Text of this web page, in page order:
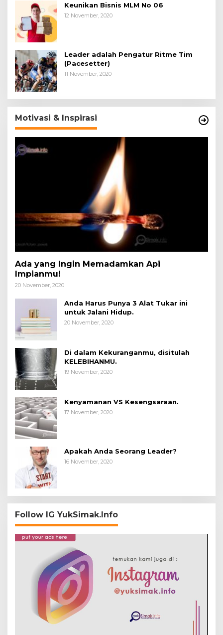
Keunikan Bisnis MLM No 06
12 November, 2020
Leader adalah Pengatur Ritme Tim
(Pacesetter)
11 November, 2020
Motivasi & Inspirasi
Ada yang Ingin Memadamkan Api
Impianmu!
20 November, 2020
Anda Harus Punya 3 Alat Tukar ini
untuk Jalani Hidup.
20 November, 2020
Di dalam Kekuranganmu, disitulah
KELEBIHANMU.
19 November, 2020
Kenyamanan VS Kesengsaraan.
17 November, 2020
Apakah Anda Seorang Leader?
16 November, 2020
Follow IG YukSimak.Info